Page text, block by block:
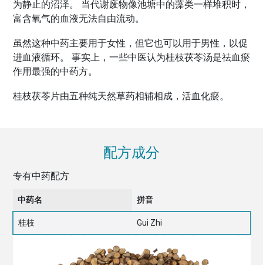
为静止的沼泽。 当代谢废物像池塘中的藻类一样堆积时，
富含氧气的血液无法自由流动。
虽然这种中药主要用于女性，但它也可以用于男性，以促
进血液循环。 事实上，一些中医认为桂枝茯苓汤是祛血瘀
作用最强的中药方。
桂枝茯苓片由五种纯天然草药相辅相成，活血化瘀。
配方成分
专有中药配方
中药名 拼音
桂枝 Gui Zhi